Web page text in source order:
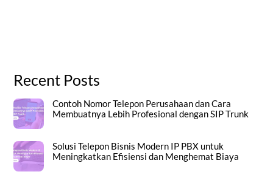
Recent Posts
Contoh Nomor Telepon Perusahaan dan Cara
Membuatnya Lebih Profesional dengan SIP Trunk
Solusi Telepon Bisnis Modern IP PBX untuk
Meningkatkan Efisiensi dan Menghemat Biaya